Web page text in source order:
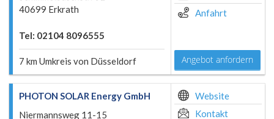
40699 Erkrath
Tel: 02104 8096555
7 km Umkreis von Düsseldorf
Anfahrt
Angebot anfordern
PHOTON SOLAR Energy GmbH
Niermannsweg 11-15
Website
Kontakt